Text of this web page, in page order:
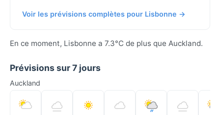
Voir les prévisions complètes pour Lisbonne →
En ce moment, Lisbonne a 7.3°C de plus que Auckland.
Prévisions sur 7 jours
Auckland